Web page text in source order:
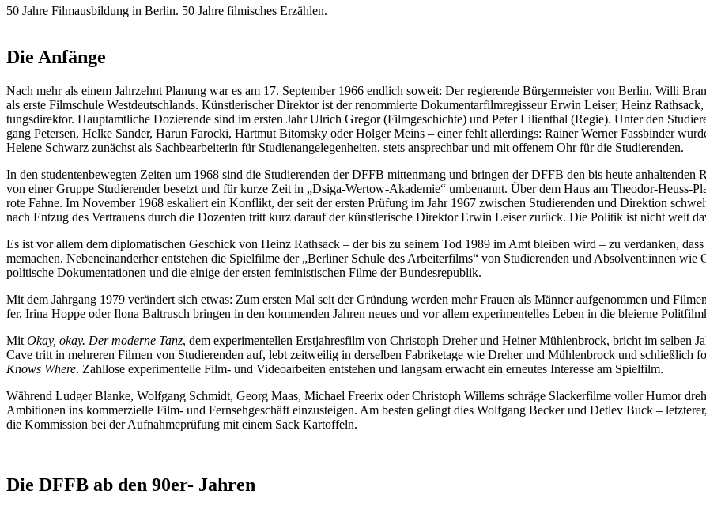
50 Jah­re Film­aus­bil­dung in Ber­lin. 50 Jah­re fil­mi­sches Erzäh­len.
Die Anfän­ge
Nach mehr als einem Jahr­zehnt Pla­nung war es am 17. Sep­tem­ber 1966 end­lich soweit: Der regie­ren­de Bür­ger­meis­ter von Ber­lin, Wil­li
als ers­te Film­schu­le West­deutsch­lands. Künst­le­ri­scher Direk­tor ist der renom­mier­te Doku­men­tar­film­re­gis­seur Erwin Lei­ser; Heinz
tungs­di­rek­tor. Haupt­amt­li­che Dozie­ren­de sind im ers­ten Jahr Ulrich Gre­gor (Film­ge­schich­te) und Peter Lili­en­thal (Regie). Unter den
gang Peter­sen, Hel­ke San­der, Harun Faro­cki, Hart­mut Bitom­sky oder Hol­ger Meins – einer fehlt aller­dings: Rai­ner Wer­ner Fass­bin­der
Hele­ne Schwarz zunächst als Sach­be­ar­bei­te­rin für Stu­di­en­an­ge­le­gen­hei­ten, stets ansprech­bar und mit offe­nem Ohr für die Stu­die­ren­den.
In den stu­den­ten­be­weg­ten Zei­ten um 1968 sind die Stu­die­ren­den der DFFB mit­ten­mang und brin­gen der DFFB den bis heu­te
von einer Grup­pe Stu­die­ren­der besetzt und für kur­ze Zeit in „Dsi­ga-Wert­ow-Aka­de­mie“ umbe­nannt. Über dem Haus am Theo­dor-Heuss-
rote Fah­ne. Im Novem­ber 1968 eska­liert ein Kon­flikt, der seit der ers­ten Prü­fung im Jahr 1967 zwi­schen Stu­die­ren­den und Direk­ti­on
nach Ent­zug des Ver­trau­ens durch die Dozen­ten tritt kurz dar­auf der künst­le­ri­sche Direk­tor Erwin Lei­ser zurück. Die Poli­tik ist nicht weit
Es ist vor allem dem diplo­ma­ti­schen Geschick von Heinz Rath­sack – der bis zu sei­nem Tod 1989 im Amt blei­ben wird – zu ver­dan­ken,
me­ma­chen. Neben­ein­an­der­her ent­ste­hen die Spiel­fil­me der „Ber­li­ner Schu­le des Arbei­ter­films“ von Stu­die­ren­den und Absolvent:innen
poli­ti­sche Doku­men­ta­tio­nen und die eini­ge der ers­ten femi­nis­ti­schen Fil­me der Bun­des­re­pu­blik.
Mit dem Jahr­gang 1979 ver­än­dert sich etwas: Zum ers­ten Mal seit der Grün­dung wer­den mehr Frau­en als Män­ner auf­ge­nom­men und
fer, Iri­na Hop­pe oder Ilo­na Baltrusch brin­gen in den kom­men­den Jah­ren neu­es und vor allem expe­ri­men­tel­les Leben in die blei­er­ne
Mit Okay, okay. Der moder­ne Tanz, dem expe­ri­men­tel­len Erst­jah­res­film von Chris­toph Dre­her und Hei­ner Müh­len­b­rock, bricht im
Cave tritt in meh­re­ren Fil­men von Stu­die­ren­den auf, lebt zeit­wei­lig in der­sel­ben Fabrik­eta­ge wie Dre­her und Müh­len­b­rock und schließ­lich
Knows Whe­re. Zahl­lo­se expe­ri­men­tel­le Film- und Video­ar­bei­ten ent­ste­hen und lang­sam erwacht ein erneu­tes Inter­es­se am Spiel­film.
Wäh­rend Lud­ger Blan­ke, Wolf­gang Schmidt, Georg Maas, Micha­el Freerix oder Chris­toph Wil­lems schrä­ge Sla­cker­fil­me vol­ler Humor
Ambi­tio­nen ins kom­mer­zi­el­le Film- und Fern­seh­ge­schäft ein­zu­stei­gen. Am bes­ten gelingt dies Wolf­gang Becker und Det­lev Buck –
die Kom­mis­si­on bei der Auf­nah­me­prü­fung mit einem Sack Kar­tof­feln.
Die DFFB ab den 90er- Jah­ren